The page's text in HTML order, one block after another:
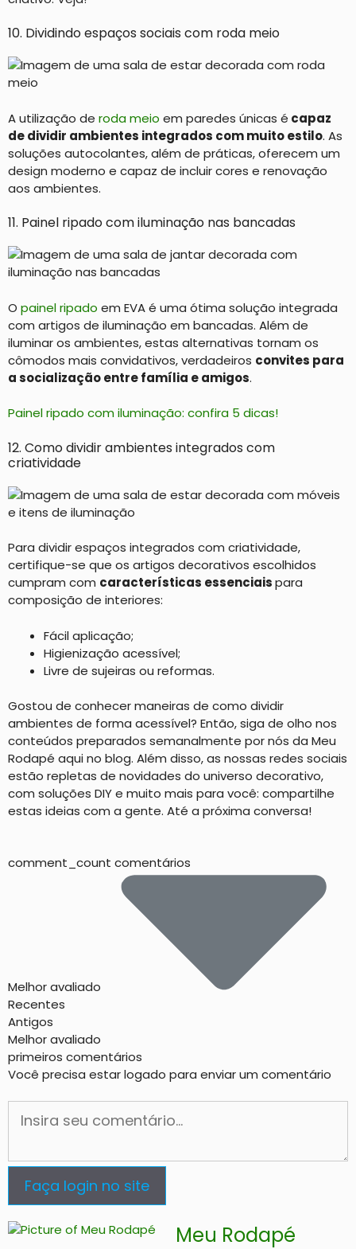
10. Dividindo espaços sociais com roda meio
A utilização de roda meio em paredes únicas é capaz
de dividir ambientes integrados com muito estilo. As
soluções autocolantes, além de práticas, oferecem um
design moderno e capaz de incluir cores e renovação
aos ambientes.
11. Painel ripado com iluminação nas bancadas
O painel ripado em EVA é uma ótima solução integrada
com artigos de iluminação em bancadas. Além de
iluminar os ambientes, estas alternativas tornam os
cômodos mais convidativos, verdadeiros convites para
a socialização entre família e amigos.
Painel ripado com iluminação: confira 5 dicas!
12. Como dividir ambientes integrados com
criatividade
Para dividir espaços integrados com criatividade,
certifique-se que os artigos decorativos escolhidos
cumpram com características essenciaispara
composição de interiores:
Fácil aplicação;
Higienização acessível;
Livre de sujeiras ou reformas.
Gostou de conhecer maneiras de como dividir
ambientes de forma acessível? Então, siga de olho nos
conteúdos preparados semanalmente por nós da Meu
Rodapé aqui no blog. Além disso, as nossas redes sociais
estão repletas de novidades do universo decorativo,
com soluções DIY e muito mais para você: compartilhe
estas ideias com a gente. Até a próxima conversa!
comment_count comentários
Melhor avaliado
Recentes
Antigos
Melhor avaliado
primeiros comentários
Você precisa estar logado para enviar um comentário
Faça login no site
Meu Rodapé